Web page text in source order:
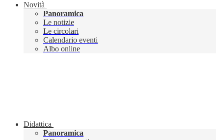
Novità
Panoramica
Le notizie
Le circolari
Calendario eventi
Albo online
Didattica
Panoramica